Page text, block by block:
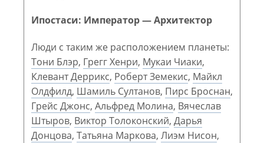
Ипостаси: Император — Архитектор
Люди с таким же расположением планеты:
Тони Блэр, Грегг Хенри, Мукаи Чиаки,
Клевант Деррикс, Роберт Земекис, Майкл
Олдфилд, Шамиль Султанов, Пирс Броснан,
Грейс Джонс, Альфред Молина, Вячеслав
Штыров, Виктор Толоконский, Дарья
Донцова, Татьяна Маркова, Лиэм Нисон,